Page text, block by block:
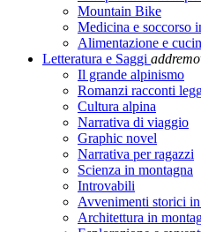
Mountain Bike
Medicina e soccorso
Alimentazione e
Letteratura e Saggi add
Il grande alpinismo
Romanzi racconti
Cultura alpina
Narrativa di viaggio
Graphic novel
Narrativa per ragazzi
Scienza in montagna
Introvabili
Avvenimenti storici
Architettura in